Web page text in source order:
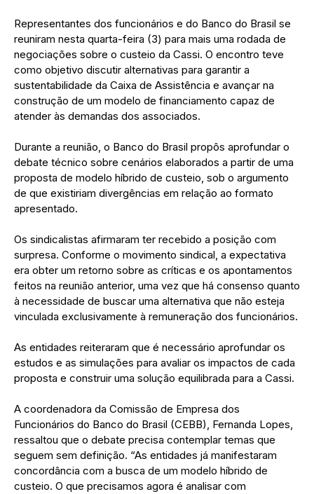
Representantes dos funcionários e do Banco do Brasil se
reuniram nesta quarta-feira (3) para mais uma rodada de
negociações sobre o custeio da Cassi. O encontro teve
como objetivo discutir alternativas para garantir a
sustentabilidade da Caixa de Assistência e avançar na
construção de um modelo de financiamento capaz de
atender às demandas dos associados.
Durante a reunião, o Banco do Brasil propôs aprofundar o
debate técnico sobre cenários elaborados a partir de uma
proposta de modelo híbrido de custeio, sob o argumento
de que existiriam divergências em relação ao formato
apresentado.
Os sindicalistas afirmaram ter recebido a posição com
surpresa. Conforme o movimento sindical, a expectativa
era obter um retorno sobre as críticas e os apontamentos
feitos na reunião anterior, uma vez que há consenso quanto
à necessidade de buscar uma alternativa que não esteja
vinculada exclusivamente à remuneração dos funcionários.
As entidades reiteraram que é necessário aprofundar os
estudos e as simulações para avaliar os impactos de cada
proposta e construir uma solução equilibrada para a Cassi.
A coordenadora da Comissão de Empresa dos
Funcionários do Banco do Brasil (CEBB), Fernanda Lopes,
ressaltou que o debate precisa contemplar temas que
seguem sem definição. “As entidades já manifestaram
concordância com a busca de um modelo híbrido de
custeio. O que precisamos agora é analisar com